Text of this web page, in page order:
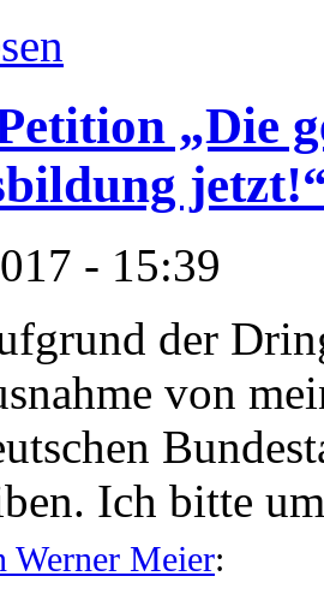
„Die
- 15:39
der
von
Ich bitte
Werner Meier: